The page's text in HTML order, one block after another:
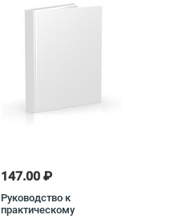
147.00 ₽
Руководство к
практическому